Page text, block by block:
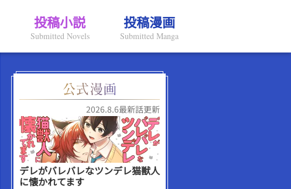
投稿小説
Submitted Novels
投稿漫画
Submitted Manga
2026.8.6最新話更新
デレがバレバレなツンデレ猫獣人
に懐かれてます